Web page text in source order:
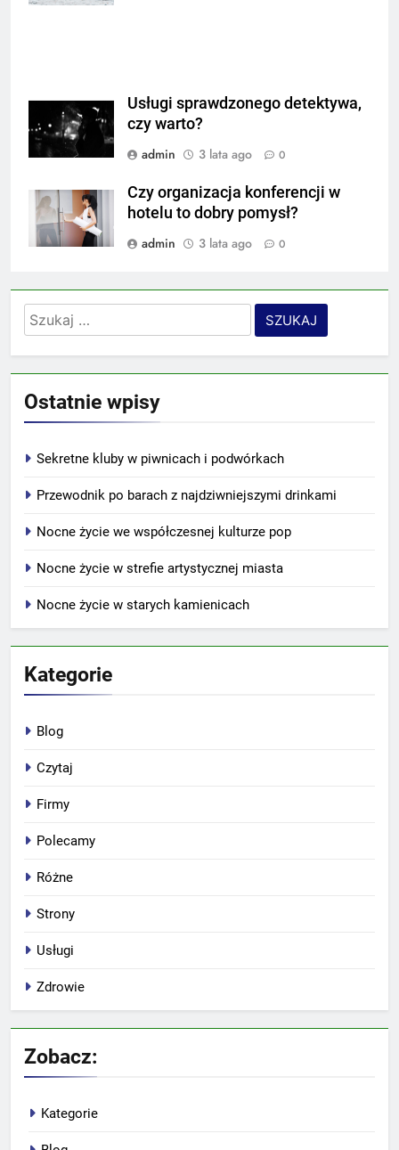
Usługi sprawdzonego detektywa,
czy warto?
admin
3 lata ago 0
Czy organizacja konferencji w
hotelu to dobry pomysł?
admin
3 lata ago 0
Szukaj:
Ostatnie wpisy
Sekretne kluby w piwnicach i podwórkach
Przewodnik po barach z najdziwniejszymi drinkami
Nocne życie we współczesnej kulturze pop
Nocne życie w strefie artystycznej miasta
Nocne życie w starych kamienicach
Kategorie
Blog
Czytaj
Firmy
Polecamy
Różne
Strony
Usługi
Zdrowie
Zobacz:
Kategorie